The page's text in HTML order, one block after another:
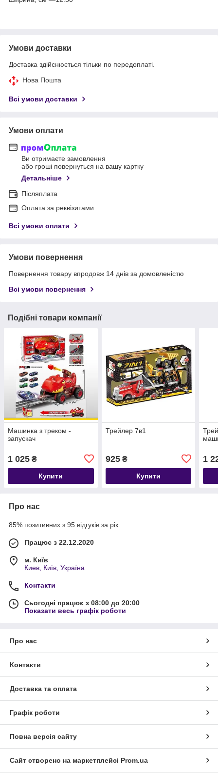
Умови доставки
Доставка здійснюється тільки по передоплаті.
Нова Пошта
Всі умови доставки
Умови оплати
Ви отримаєте замовлення
або гроші повернуться на вашу картку
Детальніше
Післяплата
Оплата за реквізитами
Всі умови оплати
Умови повернення
Повернення товару впродовж 14 днів за домовленістю
Всі умови повернення
Подібні товари компанії
Машинка з треком -
запускач
1 025 ₴
Купити
Трейлер 7в1
925₴
Купити
1
Про нас
85% позитивних з 95 відгуків за рік
Працює з 22.12.2020
м. Київ
Киев, Київ, Україна
Контакти
Сьогодні працює з 08:00 до 20:00
Показати весь графік роботи
Про нас
Контакти
Доставка та оплата
Графік роботи
Повна версія сайту
Сайт створено на маркетплейсі Prom.ua